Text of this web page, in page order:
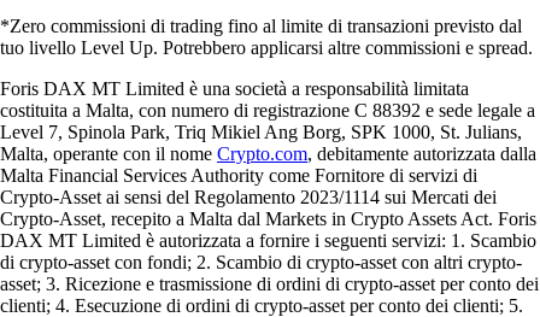
*Zero commissioni di trading fino al limite di transazioni previsto dal
tuo livello Level Up. Potrebbero applicarsi altre commissioni e spread.
Foris DAX MT Limited è una società a responsabilità limitata
costituita a Malta, con numero di registrazione C 88392 e sede legale a
Level 7, Spinola Park, Triq Mikiel Ang Borg, SPK 1000, St. Julians,
Malta, operante con il nome Crypto.com, debitamente autorizzata dalla
Malta Financial Services Authority come Fornitore di servizi di
Crypto-Asset ai sensi del Regolamento 2023/1114 sui Mercati dei
Crypto-Asset, recepito a Malta dal Markets in Crypto Assets Act. Foris
DAX MT Limited è autorizzata a fornire i seguenti servizi: 1. Scambio
di crypto-asset con fondi; 2. Scambio di crypto-asset con altri crypto-
asset; 3. Ricezione e trasmissione di ordini di crypto-asset per conto dei
clienti; 4. Esecuzione di ordini di crypto-asset per conto dei clienti; 5.